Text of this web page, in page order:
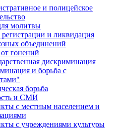
и полицейское
молитвы
регистрации и ликвидация
объединений
гонений
дискриминация
и борьба с
борьба
и СМИ
с местным населением и
с учреждениями культуры